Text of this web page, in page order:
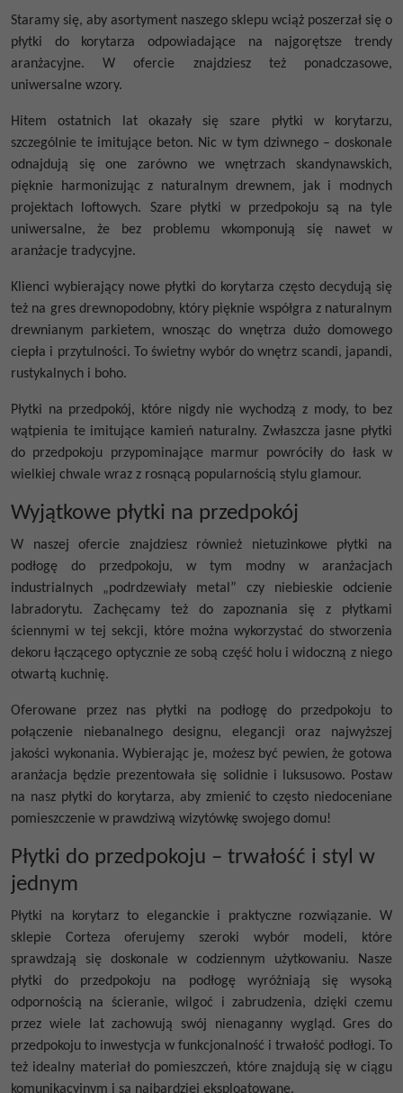
Staramy się, aby asortyment naszego sklepu wciąż poszerzał się o
płytki do korytarza odpowiadające na najgorętsze trendy
aranżacyjne. W ofercie znajdziesz też ponadczasowe,
uniwersalne wzory.
Hitem ostatnich lat okazały się szare płytki w korytarzu,
szczególnie te imitujące beton. Nic w tym dziwnego – doskonale
odnajdują się one zarówno we wnętrzach skandynawskich,
pięknie harmonizując z naturalnym drewnem, jak i modnych
projektach loftowych. Szare płytki w przedpokoju są na tyle
uniwersalne, że bez problemu wkomponują się nawet w
aranżacje tradycyjne.
Klienci wybierający nowe płytki do korytarza często decydują się
też na gres drewnopodobny, który pięknie współgra z naturalnym
drewnianym parkietem, wnosząc do wnętrza dużo domowego
ciepła i przytulności. To świetny wybór do wnętrz scandi, japandi,
rustykalnych i boho.
Płytki na przedpokój, które nigdy nie wychodzą z mody, to bez
wątpienia te imitujące kamień naturalny. Zwłaszcza jasne płytki
do przedpokoju przypominające marmur powróciły do łask w
wielkiej chwale wraz z rosnącą popularnością stylu glamour.
Wyjątkowe płytki na przedpokój
W naszej ofercie znajdziesz również nietuzinkowe płytki na
podłogę do przedpokoju, w tym modny w aranżacjach
industrialnych „podrdzewiały metal” czy niebieskie odcienie
labradorytu. Zachęcamy też do zapoznania się z płytkami
ściennymi w tej sekcji, które można wykorzystać do stworzenia
dekoru łączącego optycznie ze sobą część holu i widoczną z niego
otwartą kuchnię.
Oferowane przez nas płytki na podłogę do przedpokoju to
połączenie niebanalnego designu, elegancji oraz najwyższej
jakości wykonania. Wybierając je, możesz być pewien, że gotowa
aranżacja będzie prezentowała się solidnie i luksusowo. Postaw
na nasz płytki do korytarza, aby zmienić to często niedoceniane
pomieszczenie w prawdziwą wizytówkę swojego domu!
Płytki do przedpokoju – trwałość i styl w
jednym
Płytki na korytarz to eleganckie i praktyczne rozwiązanie. W
sklepie Corteza oferujemy szeroki wybór modeli, które
sprawdzają się doskonale w codziennym użytkowaniu. Nasze
płytki do przedpokoju na podłogę wyróżniają się wysoką
odpornością na ścieranie, wilgoć i zabrudzenia, dzięki czemu
przez wiele lat zachowują swój nienaganny wygląd. Gres do
przedpokoju to inwestycja w funkcjonalność i trwałość podłogi. To
też idealny materiał do pomieszczeń, które znajdują się w ciągu
komunikacyjnym i są najbardziej eksploatowane.